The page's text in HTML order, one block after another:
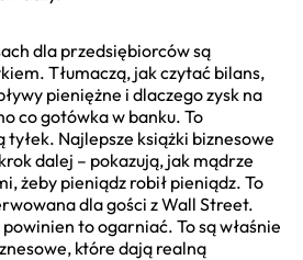
dla przedsiębiorców są
Tłumaczą, jak czytać bilans,
pieniężne i dlaczego zysk na
co gotówka w banku. To
Najlepsze książki biznesowe
dalej – pokazują, jak mądrze
żeby pieniądz robił pieniądz. To
dla gości z Wall Street.
to ogarniać. To są właśnie
które dają realną